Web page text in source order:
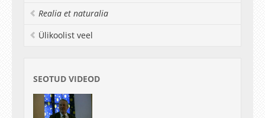
Realia et naturalia
Ülikoolist veel
SEOTUD VIDEOD